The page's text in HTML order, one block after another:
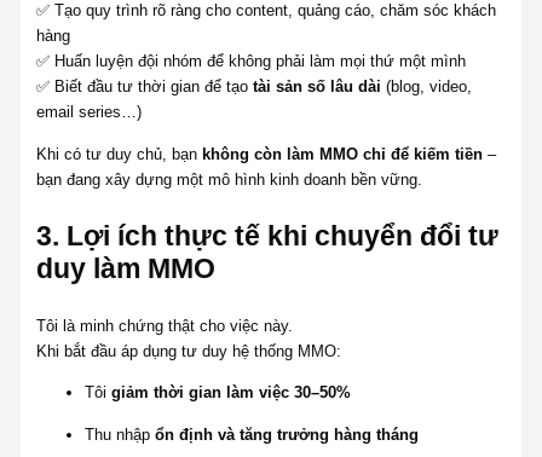
✅ Tạo quy trình rõ ràng cho content, quảng cáo, chăm sóc khách
hàng
✅ Huấn luyện đội nhóm để không phải làm mọi thứ một mình
✅ Biết đầu tư thời gian để tạotài sản số lâu dài (blog, video,
email series…)
Khi có tư duy chủ, bạn không còn làm MMO chỉ để kiếm tiền –
bạn đang xây dựng một mô hình kinh doanh bền vững.
3. Lợi ích thực tế khi chuyển đổi tư
duy làm MMO
Tôi là minh chứng thật cho việc này.
Khi bắt đầu áp dụng tư duy hệ thống MMO:
Tôigiảm thời gian làm việc 30–50%
Thu nhậpổn định và tăng trưởng hàng tháng